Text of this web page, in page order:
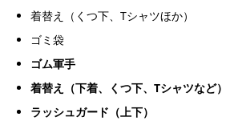
着替え（くつ下、Tシャツほか）
ゴミ袋
ゴム軍手
着替え（下着、くつ下、Tシャツなど）
ラッシュガード（上下）